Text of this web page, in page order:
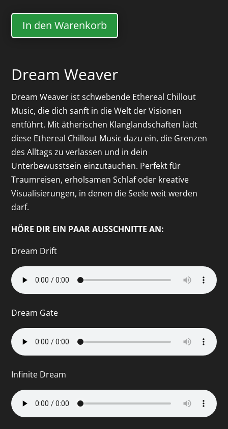
In den Warenkorb
Dream Weaver
Dream Weaver ist schwebende Ethereal Chillout
Music, die dich sanft in die Welt der Visionen
entführt. Mit ätherischen Klanglandschaften lädt
diese Ethereal Chillout Music dazu ein, die Grenzen
des Alltags zu verlassen und in dein
Unterbewusstsein einzutauchen. Perfekt für
Traumreisen, erholsamen Schlaf oder kreative
Visualisierungen, in denen die Seele weit werden
darf.
HÖRE DIR EIN PAAR AUSSCHNITTE AN:
Dream Drift
Dream Gate
Infinite Dream